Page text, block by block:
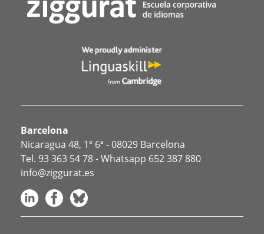
Barcelona
Nicaragua 48, 1º 6ª - 08029 Barcelona
Tel. 93 363 54 78- Whatsapp 652 387 880
info@ziggurat.es